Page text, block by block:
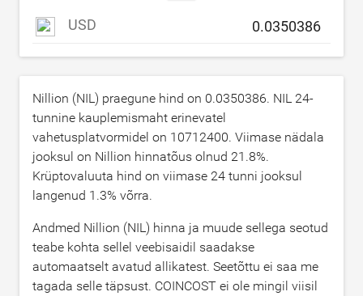
USD
Nillion (NIL) praegune hind on 0.0350386. NIL 24-
tunnine kauplemismaht erinevatel
vahetusplatvormidel on 10712400. Viimase nädala
jooksul on Nillion hinnatõus olnud 21.8%.
Krüptovaluuta hind on viimase 24 tunni jooksul
langenud 1.3% võrra.
Andmed Nillion (NIL) hinna ja muude sellega seotud
teabe kohta sellel veebisaidil saadakse
automaatselt avatud allikatest. Seetõttu ei saa me
tagada selle täpsust. COINCOST ei ole mingil viisil